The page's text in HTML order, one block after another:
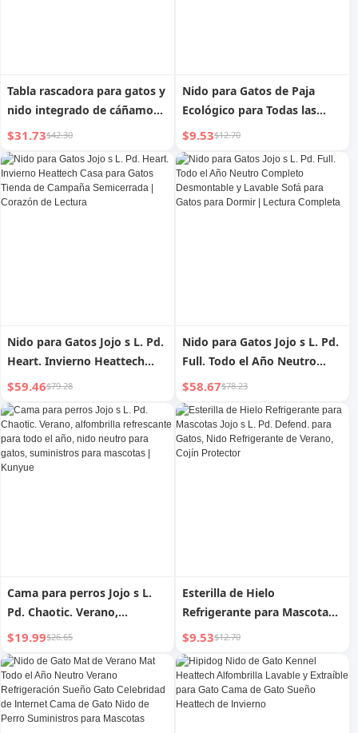
Tabla rascadora para gatos y
nido integrado de cáñamo
para mascotas, resistente a
la abrasión y a los arañazos
de Jojo s L. Pd. Mr. Grocery. |
Chino de ultramar
$31.73$42.30
Nido para Gatos de Paja
Ecológico para Todas las
Estaciones Jojo s L. Pd. Heat.
| Verano Caluroso
$9.53$12.70
Nido para Gatos Jojo s L. Pd.
Heart. Invierno Heattech
Casa para Gatos Tienda de
Campaña Semicerrada |
Corazón de Lectura
$59.46$79.28
Nido para Gatos Jojo s L. Pd.
Full. Todo el Año Neutro
Completo Desmontable y
Lavable Sofá para Gatos para
Dormir | Lectura Completa
$58.67$78.23
Cama para perros Jojo s L.
Pd. Chaotic. Verano,
alfombrilla refrescante para
todo el año, nido neutro
para gatos, suministros para
mascotas | Kunyue
$19.99$26.65
Esterilla de Hielo
Refrigerante para Mascotas
Jojo s L. Pd. Defend. para
Gatos, Nido Refrigerante de
Verano, Cojín Protector
$9.53$12.70